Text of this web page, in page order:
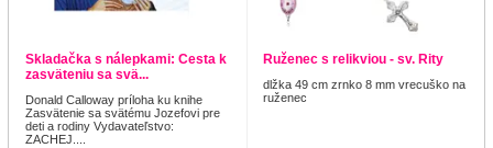
Skladačka s nálepkami: Cesta k
zasväteniu sa svä...
Donald Calloway príloha ku knihe
Zasvätenie sa svätému Jozefovi pre
deti a rodiny Vydavateľstvo:
ZACHEJ....
Ruženec s relikviou - sv. Rity
dlžka 49 cm zrnko 8 mm vrecuško na
ruženec